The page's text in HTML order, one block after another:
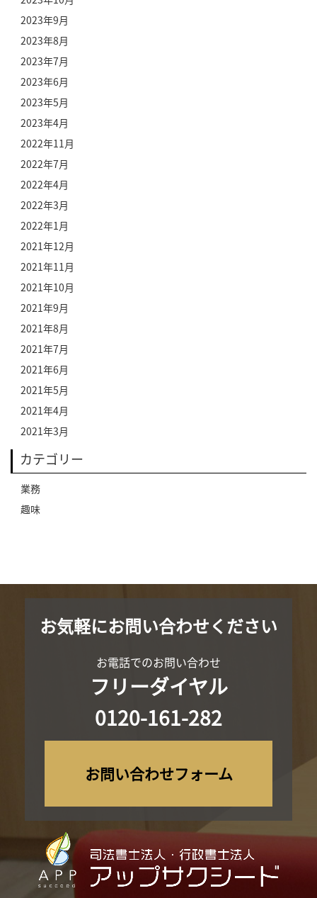
2023年9月
2023年8月
2023年7月
2023年6月
2023年5月
2023年4月
2022年11月
2022年7月
2022年4月
2022年3月
2022年1月
2021年12月
2021年11月
2021年10月
2021年9月
2021年8月
2021年7月
2021年6月
2021年5月
2021年4月
2021年3月
カテゴリー
業務
趣味
お気軽にお問い合わせください
お電話でのお問い合わせ
フリーダイヤル
0120-161-282
お問い合わせフォーム